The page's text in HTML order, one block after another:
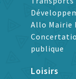
Allo Mairie
publique
Loisirs